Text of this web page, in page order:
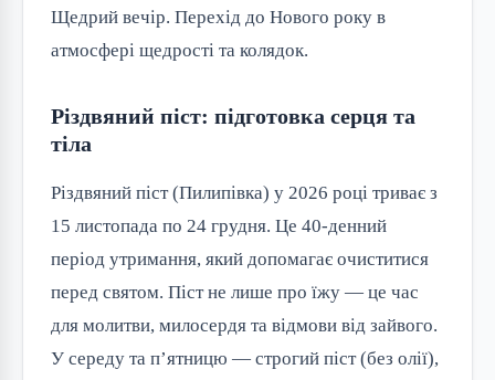
Щедрий вечір. Перехід до Нового року в
атмосфері щедрості та колядок.
Різдвяний піст: підготовка серця та
тіла
Різдвяний піст (Пилипівка) у 2026 році триває з
15 листопада по 24 грудня. Це 40-денний
період утримання, який допомагає очиститися
перед святом. Піст не лише про їжу — це час
для молитви, милосердя та відмови від зайвого.
У середу та п’ятницю — строгий піст (без олії),